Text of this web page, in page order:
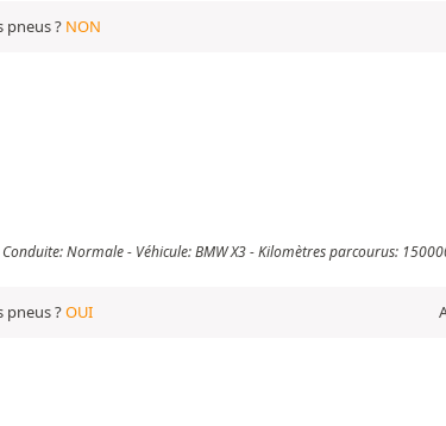
pneus ? NON
Normale - Véhicule: BMW X3 - Kilomètres parcourus:
pneus ?OUI